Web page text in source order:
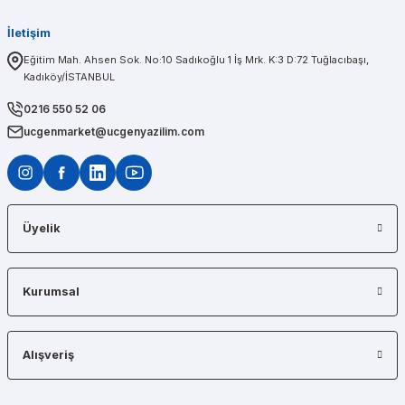
İletişim
Eğitim Mah. Ahsen Sok. No:10 Sadıkoğlu 1 İş Mrk. K:3 D:72 Tuğlacıbaşı,
Kadıköy/İSTANBUL
0216 550 52 06
ucgenmarket@ucgenyazilim.com
Üyelik
Kurumsal
Alışveriş